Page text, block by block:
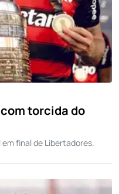
torcida do
final de Libertadores.